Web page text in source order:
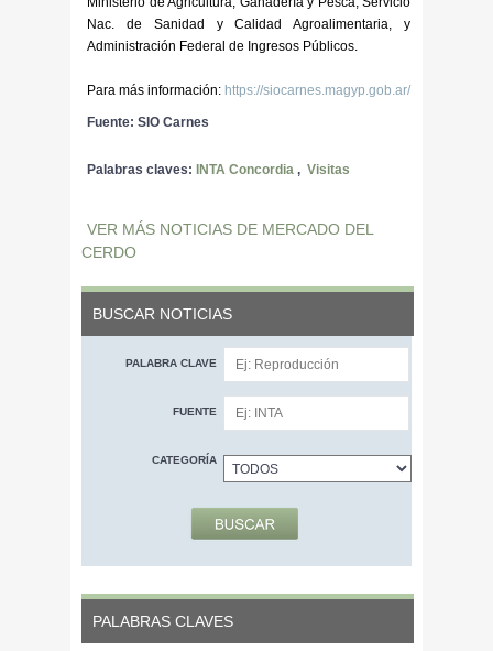
Nac. de Sanidad y Calidad Agroalimentaria, y
Administración Federal de Ingresos Públicos.
Para más información: https://siocarnes.magyp.gob.ar/
Fuente: SIO Carnes
Palabras claves: INTA Concordia , Visitas
VER MÁS NOTICIAS DE MERCADO DEL
CERDO
BUSCAR NOTICIAS
PALABRA CLAVE
FUENTE
CATEGORÍA
PALABRAS CLAVES